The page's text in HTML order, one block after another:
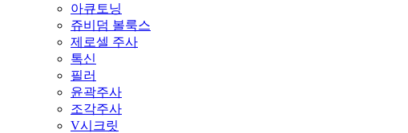
아큐토닝
쥬비덤 볼룩스
제로셀 주사
톡신
필러
윤곽주사
조각주사
V시크릿